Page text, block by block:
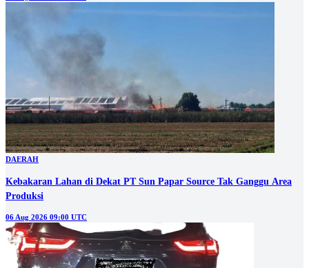
DAERAH
Kebakaran Lahan di Dekat PT Sun Papar Source Tak Ganggu Area
Produksi
06 Aug 2026 09:00 UTC